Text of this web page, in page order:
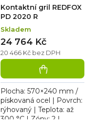
Kontaktní gril REDFOX
PD 2020 R
Skladem
20 466 Kč bez DPH
24 764 Kč
Plocha: 570×240 mm /
pískovaná ocel | Povrch:
rýhovaný | Teplota: až
300 °C | Zóny: 2 |